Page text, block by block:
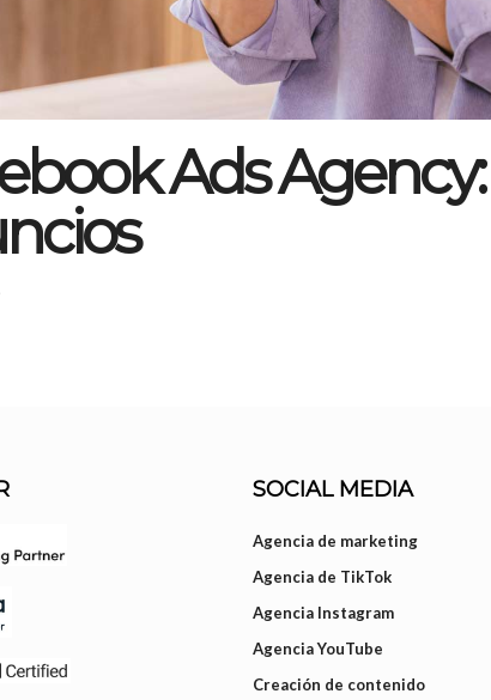
Ads
SOCIAL MEDIA
Agencia de marketing
Agencia de TikTok
Agencia Instagram
Agencia YouTube
Creación de contenido